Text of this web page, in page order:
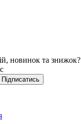
новинок та знижок?
Підписатись